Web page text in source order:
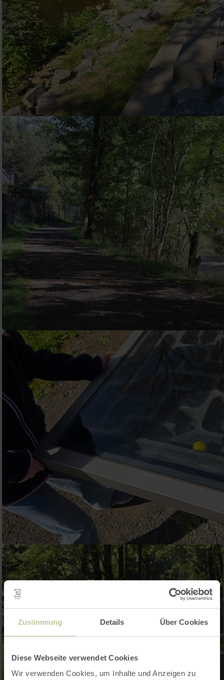
Zustimmung Details Über Cookies
Diese Webseite verwendet Cookies
Wir verwenden Cookies, um Inhalte und Anzeigen zu